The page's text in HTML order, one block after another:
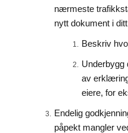
nærmeste
nytt dokument i
Beskriv
Underbygg
av
eiere, for
Endelig
påpekt mangler